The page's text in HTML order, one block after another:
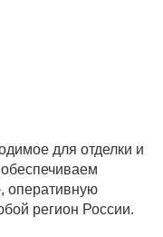
для отделки и
оперативную
регион России.